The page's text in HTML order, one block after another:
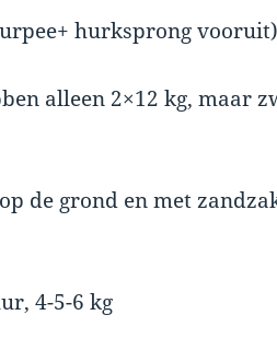
hurksprong
alleen 2×12 kg, maar
de grond en met
4-5-6 kg